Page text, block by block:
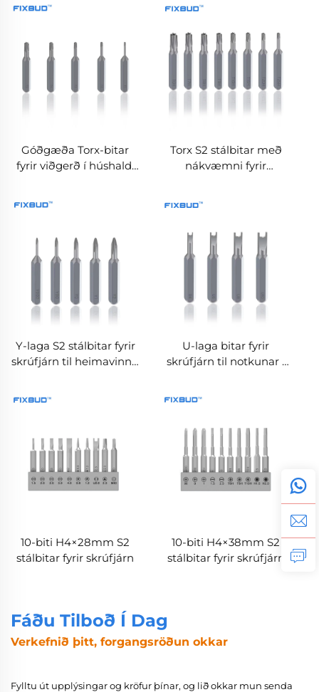
Góðgæða Torx-bitar
fyrir viðgerð í húshaldi
Torx S2 stálbitar með
nákvæmni fyrir
Y-laga S2 stálbitar fyrir
skrúfjárn til heimavinnu
U-laga bitar fyrir
skrúfjárn til notkunar í
10-biti H4×28mm S2
stálbitar fyrir skrúfjárn
10-biti H4×38mm S2
stálbitar fyrir skrúfjárn
Fáðu Tilboð Í Dag
Verkefnið þitt, forgangsröðun okkar
Fylltu út upplýsingar og kröfur þínar, og lið okkar mun senda